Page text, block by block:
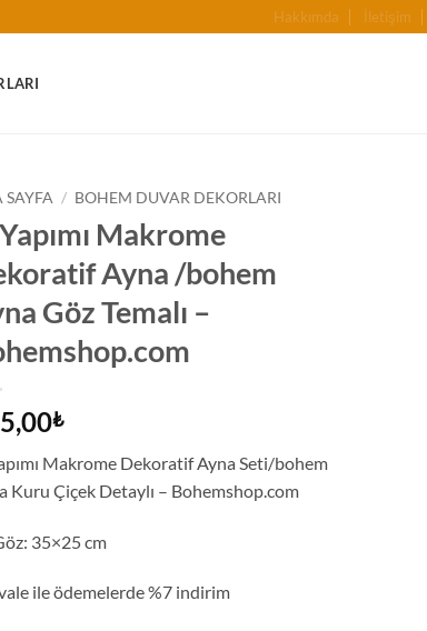
Hakkımda İletişim
SAYFA / BOHEM DUVAR DEKORLARI
Makrome
Ayna /bohem
Göz Temalı –
₺
Makrome Dekoratif Ayna Seti/bohem
Kuru Çiçek Detaylı – Bohemshop.com
35×25 cm
ile ödemelerde %7 indirim